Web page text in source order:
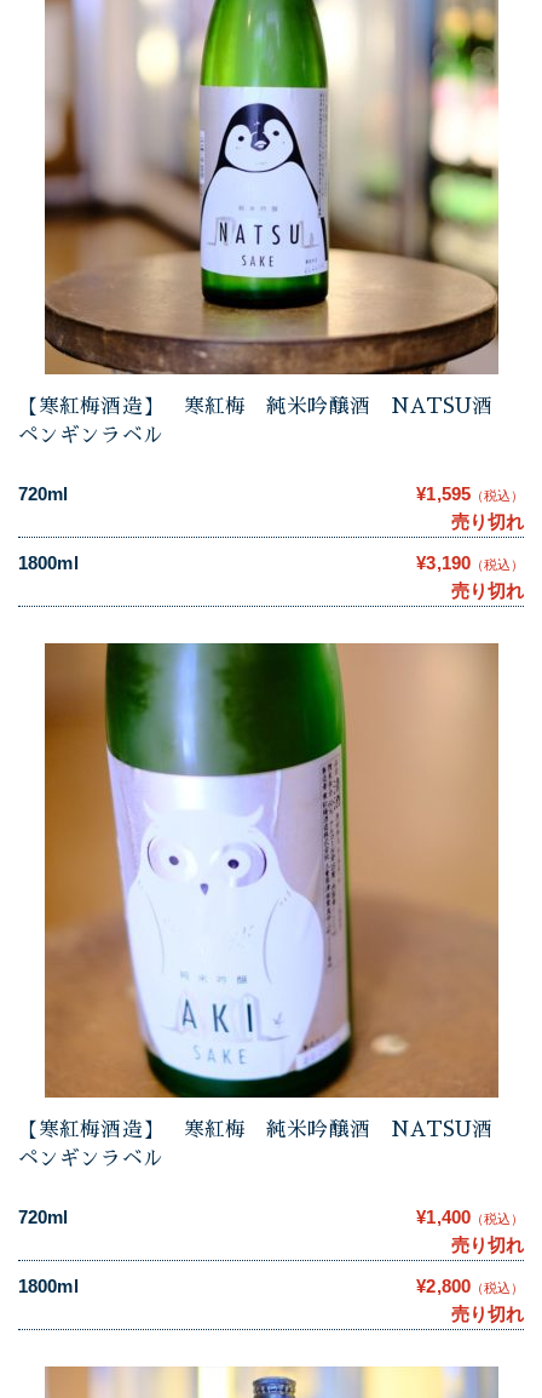
【寒紅梅酒造】 寒紅梅 純米吟醸酒 NATSU酒
ペンギンラベル
720ml ¥1,595 （税込）
売り切れ
1800ml
¥3,190 （税込）
売り切れ
【寒紅梅酒造】 寒紅梅 純米吟醸酒 NATSU酒
ペンギンラベル
720ml ¥1,400 （税込）
売り切れ
1800ml
¥2,800 （税込）
売り切れ